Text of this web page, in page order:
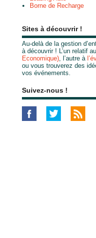
Borne de Recharge
Sites à découvrir !
Au-delà de la gestion
à découvrir ! L’un relatif
Economique), l’autre à
ou vous trouverez des
vos événements.
Suivez-nous !